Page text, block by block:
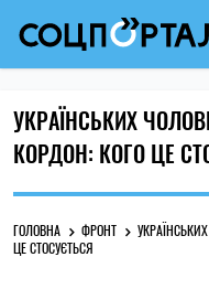
УКРАЇНСЬКИХ
КОРДОН: КОГО ЦЕ
ГОЛОВНА ФРОНТ
ЦЕ СТОСУЄТЬСЯ